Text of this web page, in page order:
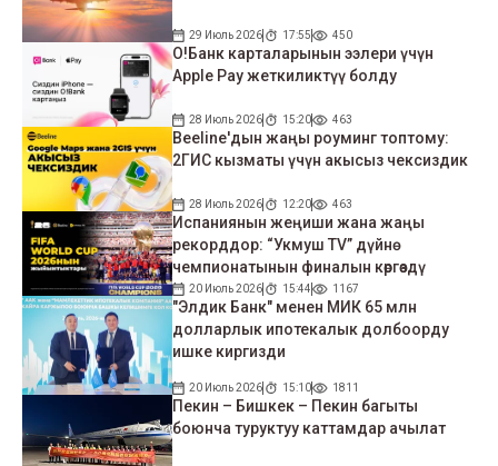
29 Июль 2026 17:55 450
О!Банк карталарынын ээлери үчүн
Apple Pay жеткиликтүү болду
28 Июль 2026 15:20 463
Beeline'дын жаңы роуминг топтому:
2ГИС кызматы үчүн акысыз чексиздик
28 Июль 2026 12:20 463
Испаниянын жеңиши жана жаңы
рекорддор: “Укмуш TV” дүйнө
чемпионатынын финалын көргөздү
20 Июль 2026 15:44 1167
"Элдик Банк" менен МИК 65 млн
долларлык ипотекалык долбоорду
ишке киргизди
20 Июль 2026 15:10 1811
Пекин – Бишкек – Пекин багыты
боюнча туруктуу каттамдар ачылат